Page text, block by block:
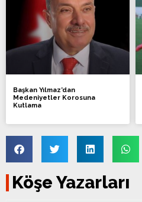
Başkan Yılmaz’dan
Medeniyetler Korosuna
Kutlama
Köşe Yazarları